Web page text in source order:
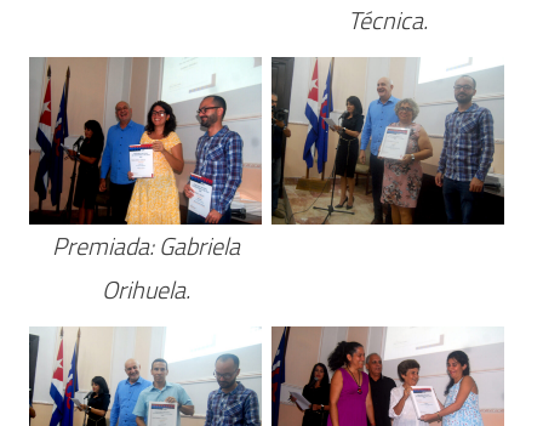
Técnica.
Premiada: Gabriela
Orihuela.